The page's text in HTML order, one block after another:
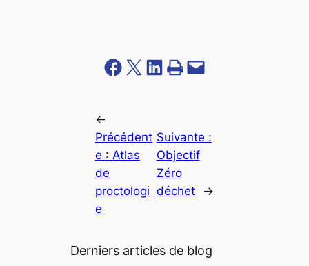
Partager sur Facebook Partager sur X Partager sur LinkedIn Imprimer cette page Envoyer cette page par e-mail
←
Précédent
e : Atlas
de
proctologi
e
Suivante :
Objectif
Zéro
déchet
→
Derniers articles de blog